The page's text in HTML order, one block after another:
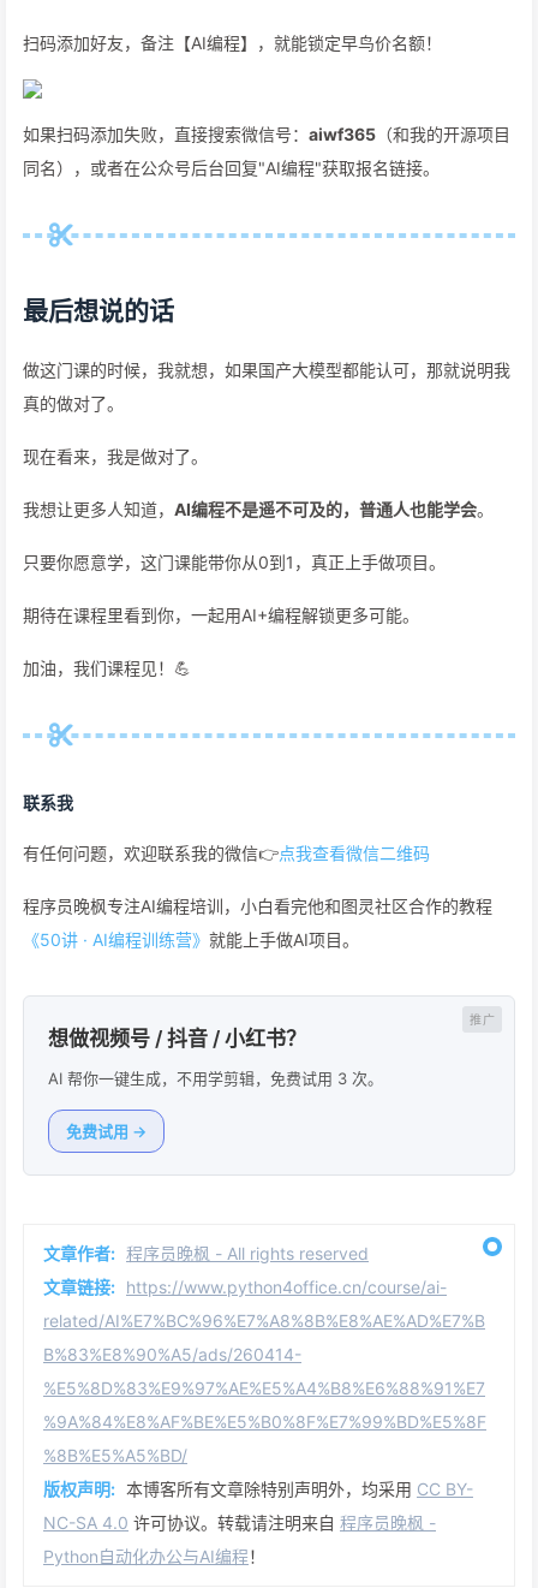
扫码添加好友，备注【AI编程】，就能锁定早鸟价名额！
如果扫码添加失败，直接搜索微信号： aiwf365 （和我的开源项目
同名），或者在公众号后台回复"AI编程"获取报名链接。
最后想说的话
做这门课的时候，我就想，如果国产大模型都能认可，那就说明我
真的做对了。
现在看来，我是做对了。
我想让更多人知道， AI编程不是遥不可及的，普通人也能学会。
只要你愿意学，这门课能带你从0到1，真正上手做项目。
期待在课程里看到你，一起用AI+编程解锁更多可能。
加油，我们课程见！💪
联系我
有任何问题，欢迎联系我的微信👉点我查看微信二维码
程序员晚枫专注AI编程培训，小白看完他和图灵社区合作的教程
《50讲 · AI编程训练营》 就能上手做AI项目。
想做视频号 / 抖音 / 小红书？
AI 帮你一键生成，不用学剪辑，免费试用 3 次。
免费试用 →
文章作者: 程序员晚枫 - All rights reserved
文章链接: https://www.python4office.cn/course/ai-
related/AI%E7%BC%96%E7%A8%8B%E8%AE%AD%E7%B
B%83%E8%90%A5/ads/260414-
%E5%8D%83%E9%97%AE%E5%A4%B8%E6%88%91%E7
%9A%84%E8%AF%BE%E5%B0%8F%E7%99%BD%E5%8F
%8B%E5%A5%BD/
版权声明: 本博客所有文章除特别声明外，均采用 CC BY-
NC-SA 4.0 许可协议。转载请注明来自 程序员晚枫 -
Python自动化办公与AI编程！